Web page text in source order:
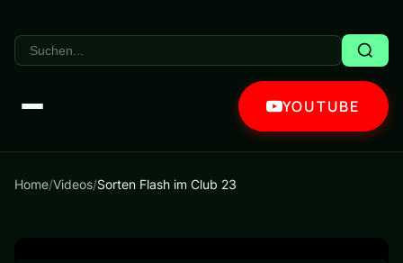
YOUTUBE
Home/Videos/Sorten Flash im Club 23